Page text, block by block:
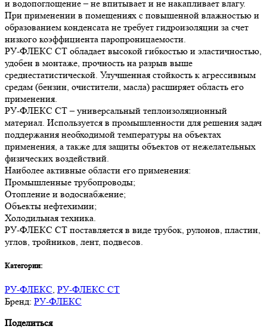
и водопоглощение – не впитывает и не накапливает влагу.
При применении в помещениях с повышенной влажностью и
образованием конденсата не требует гидроизоляции за счет
низкого коэффициента паропроницаемости.
РУ-ФЛЕКС СТ обладает высокой гибкостью и эластичностью,
удобен в монтаже, прочность на разрыв выше
среднестатистической. Улучшенная стойкость к агрессивным
средам (бензин, очистители, масла) расширяет область его
применения.
РУ-ФЛЕКС СТ – универсальный теплоизоляционный
материал. Используется в промышленности для решения задач
поддержания необходимой температуры на объектах
применения, а также для защиты объектов от нежелательных
физических воздействий.
Наиболее активные области его применения:
Промышленные трубопроводы;
Отопление и водоснабжение;
Объекты нефтехимии;
Холодильная техника.
РУ-ФЛЕКС СТ поставляется в виде трубок, рулонов, пластин,
углов, тройников, лент, подвесов.
Категории:
РУ-ФЛЕКС, РУ-ФЛЕКС СТ
Бренд: РУ-ФЛЕКС
Поделиться